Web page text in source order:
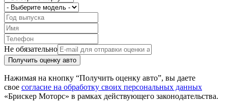
Не обязательно
Получить оценку авто
Нажимая на кнопку “Получить оценку авто”, вы даете
свое согласие на обработку своих персональных данных
«Брискер Моторс» в рамках действующего законодательства.